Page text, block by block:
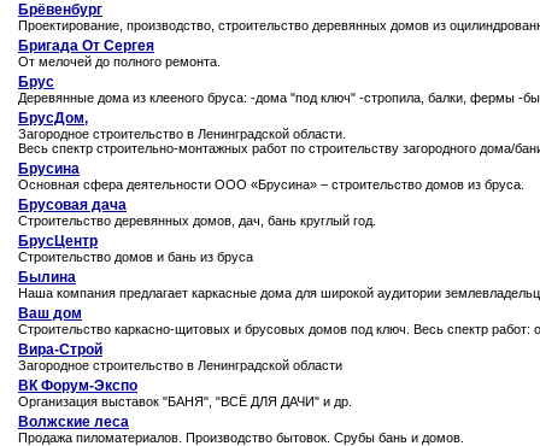
Брёвенбург
Проектирование, производство, строительство деревянных домов из
Бригада От Сергея
От мелочей до полного ремонта.
Брус
Деревянные дома из клееного бруса: -дома "под ключ" -стропила, балки, фермы -
БрусДом,
Загородное строительство в Ленинградской области.
Весь спектр строительно-монтажных работ по строительству загородного дома/
Брусина
Основная сфера деятельности ООО «Брусина» – строительство домов из бруса.
Брусовая дача
Строительство деревянных домов, дач, бань круглый год.
БрусЦентр
Строительство домов и бань из бруса
Былина
Наша компания предлагает каркасные дома для широкой аудитории
Ваш дом
Строительство каркасно-щитовых и брусовых домов под ключ. Весь спектр
Вира-Строй
Загородное строительство в Ленинградской области
ВК Форум-Экспо
Организация выставок "БАНЯ", "ВСЁ ДЛЯ ДАЧИ" и др.
Волжские леса
Продажа пиломатериалов. Производство бытовок. Срубы бань и домов.